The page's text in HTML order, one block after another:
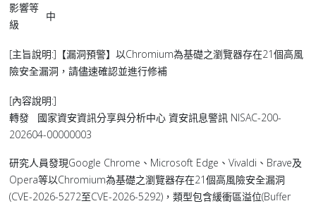
影響等
級
中
[主旨說明:]【漏洞預警】以Chromium為基礎之瀏覽器存在21個高風
險安全漏洞，請儘速確認並進行修補
[內容說明:]
轉發 國家資安資訊分享與分析中心 資安訊息警訊 NISAC-200-
202604-00000003
研究人員發現Google Chrome、Microsoft Edge、Vivaldi、Brave及
Opera等以Chromium為基礎之瀏覽器存在21個高風險安全漏洞
(CVE-2026-5272至CVE-2026-5292)，類型包含緩衝區溢位(Buffer